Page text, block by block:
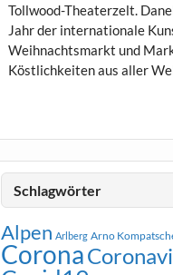
Tollwood-Theaterzelt.
Jahr der internationale
Weihnachtsmarkt und
Köstlichkeiten aus aller
Schlagwörter
Alpen Arlberg Arno
Corona